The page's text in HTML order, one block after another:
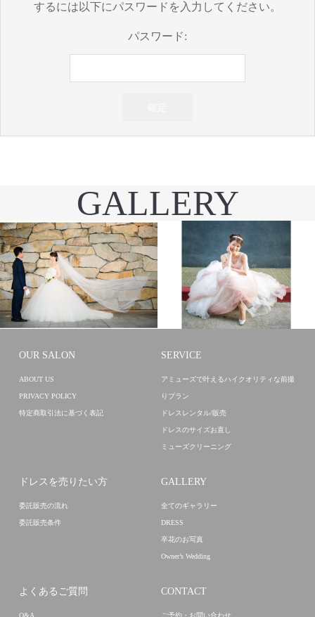
するには以下にパスワードを入力してください。
パスワード:
GALLERY
全てのギャラリー
卒花のお写真
DRESS
全てのギャラリー
OUR SALON
ABOUT US
PRIVACY POLICY
特定商取引法に基づく表記
SERVICE
アミューズで叶えるハイクオリティな前撮
りプラン
ドレスレンタル/販売
ドレスのサイズお直し
ミューズクリーニング
ドレスを売りたい方
委託販売の流れ
委託販売条件
GALLERY
全てのギャラリー
DRESS
卒花のお写真
Owner’s Wedding
よくあるご質問
Q&A
CONTACT
ご予約・お問い合わせ